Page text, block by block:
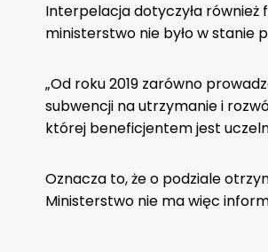
Interpelacja dotyczyła również
ministerstwo nie było w stanie
„Od roku 2019 zarówno
subwencji na utrzymanie i
której beneficjentem jest
Oznacza to, że o podziale
Ministerstwo nie ma więc